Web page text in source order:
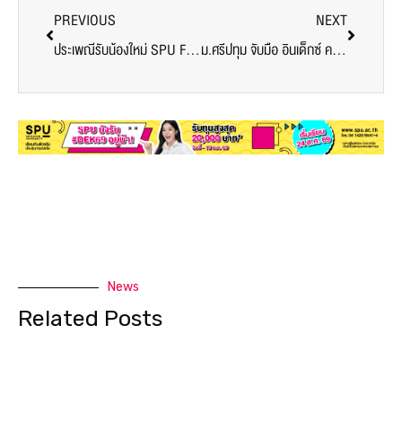
PREVIOUS
ประเพณีรับน้องใหม่ SPU FRESHY DAY 2019 “ต้นกล้าศรีปทุม” สไตล์ ม.ศรีปทุม
NEXT
ม.ศรีปทุม จับมือ อินเด็กซ์ ครีเอทีฟ วิลเลจ บริษัทอันดับ 7 ของโลก ด้าน Creative Event..หวังพัฒนานักศึกษาและบุคลากรสู่ความเป็นเลิศ
News
Related Posts